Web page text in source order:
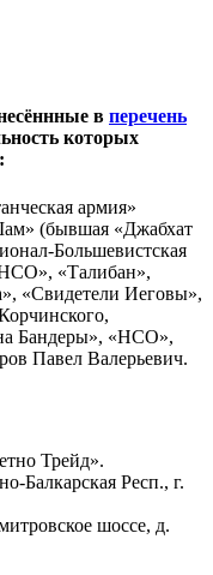
в перечень
которых
армия»
(бывшая «Джабхат
Большевистская
«Талибан»,
«Свидетели Иеговы»,
Бандеры», «НСО»,
Павел Валерьевич.
Трейд».
Балкарская Респ., г.
шоссе, д.